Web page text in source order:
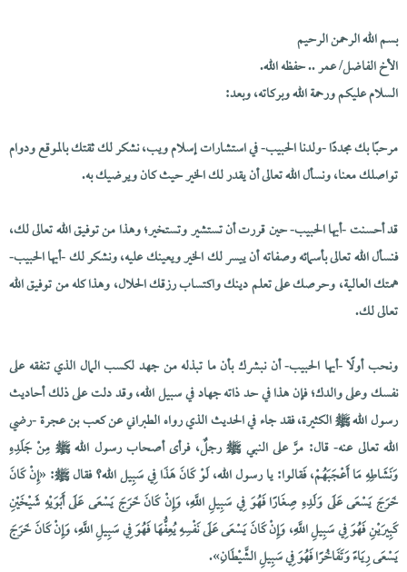
بسم الله الرحمن الرحيم
الأخ الفاضل/ عمر .. حفظه الله.
السلام عليكم ورحمة الله وبركاته، وبعد:
مرحبًا بك مجددًا -ولدنا الحبيب- في استشارات إسلام ويب، نشكر لك ثقتك بالموقع ودوام
تواصلك معنا، ونسأل الله تعالى أن يقدر لك الخير حيث كان ويرضيك به.
قد أحسنت -أيها الحبيب- حين قررت أن تستشير وتستخير؛ وهذا من توفيق الله تعالى لك،
فنسأل الله تعالى بأسمائه وصفاته أن ييسر لك الخير ويعينك عليه، ونشكر لك -أيها الحبيب-
همتك العالية، وحرصك على تعلم دينك واكتساب رزقك الحلال، وهذا كله من توفيق الله
تعالى لك.
ونحب أولًا -أيها الحبيب- أن نبشرك بأن ما تبذله من جهد لكسب المال الذي تنفقه على
نفسك وعلى والدك؛ فإن هذا في حد ذاته جهاد في سبيل الله، وقد دلت على ذلك أحاديث
رسول الله ﷺ الكثيرة، فقد جاء في الحديث الذي رواه الطبراني عن كعب بن عجرة -رضي
الله تعالى عنه- قال: مرَّ على النبي ﷺ رجلٌ، فرأى أصحاب رسول الله ﷺ مِنْ جَلَدِهِ
وَنَشَاطِهِ مَا أَعْجَبَهُمْ، فَقالوا: يا رسول الله، لَوْ كَانَ هَذَا فِي سَبِيل الله؟ فقال ﷺ: «إِنْ كَانَ
خَرَجَ يَسْعَى عَلَى وَلَدِهِ صِغَارًا فَهُوَ فِي سَبِيلِ اللَّهِ، وَإِنْ كَانَ خَرَجَ يَسْعَى عَلَى أَبَوَيْهِ شَيْخَيْنِ
كَبِيرَيْنِ فَهُوَ فِي سَبِيلِ اللَّهِ، وَإِنْ كَانَ يَسْعَى عَلَى نَفْسِهِ يُعِفُّهَا فَهُوَ فِي سَبِيلِ اللَّهِ، وَإِنْ كَانَ خَرَجَ
يَسْعَى رِيَاءً وَتَفَاخُرًا فَهُوَ فِي سَبِيلِ الشَّيْطَانِ».